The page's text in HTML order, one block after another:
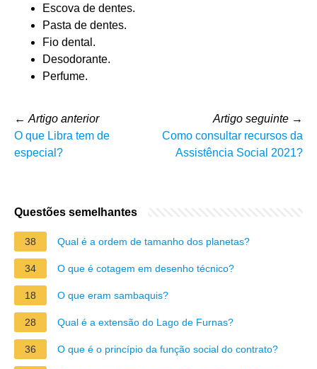
Escova de dentes.
Pasta de dentes.
Fio dental.
Desodorante.
Perfume.
← Artigo anterior
O que Libra tem de
especial?
Artigo seguinte →
Como consultar recursos da
Assistência Social 2021?
Questões semelhantes
38 Qual é a ordem de tamanho dos planetas?
34 O que é cotagem em desenho técnico?
18 O que eram sambaquis?
28 Qual é a extensão do Lago de Furnas?
36 O que é o princípio da função social do contrato?